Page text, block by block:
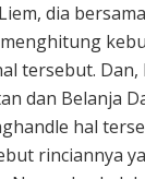
dia
tersebut. Dan,
dan Belanja
hal
rinciannya